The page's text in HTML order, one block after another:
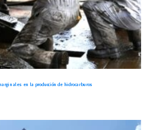
en la producción de hidrocarburos